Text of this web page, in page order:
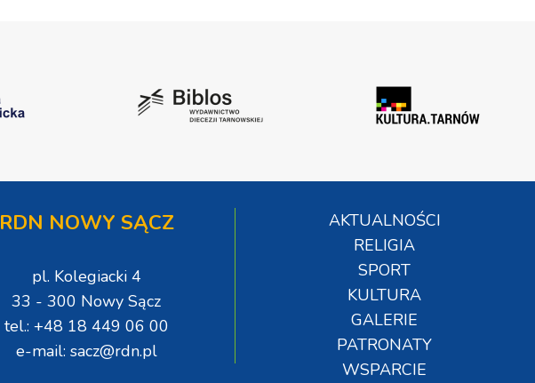
RDN NOWY SĄCZ
pl. Kolegiacki 4
33 - 300 Nowy Sącz
tel.: +48 18 449 06 00
e-mail: sacz@rdn.pl
AKTUALNOŚCI
RELIGIA
SPORT
KULTURA
GALERIE
PATRONATY
WSPARCIE